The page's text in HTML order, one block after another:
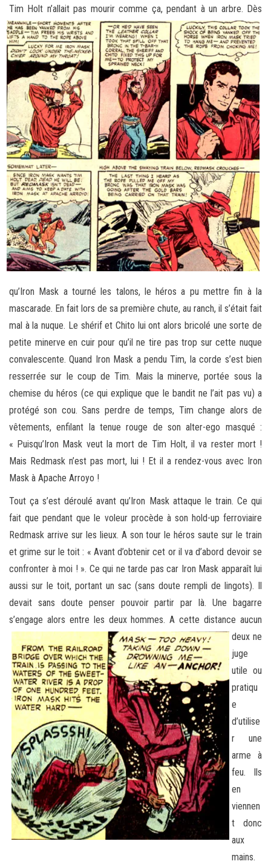
Tim Holt n’allait pas mourir comme ça,pendant à un arbre. Dès
qu’Iron Mask a tourné les talons, le héros a pu mettre fin à la
mascarade. En fait lors de sa première chute, au ranch, il s’était fait
mal à la nuque. Le shérif et Chito lui ont alors bricolé une sorte de
petite minerve en cuir pour qu’il ne tire pas trop sur cette nuque
convalescente. Quand Iron Mask a pendu Tim, la corde s’est bien
resserrée sur le coup de Tim. Mais la minerve, portée sous la
chemise du héros (ce qui explique que le bandit ne l’ait pas vu) a
protégé son cou. Sans perdre de temps, Tim change alors de
vêtements, enfilant la tenue rouge de son alter-ego masqué :
« Puisqu’Iron Mask veut la mort de Tim Holt, il va rester mort !
Mais Redmask n’est pas mort, lui ! Et il a rendez-vous avec Iron
Mask à Apache Arroyo !
Tout ça s’est déroulé avant qu’Iron Mask attaque le train. Ce qui
fait que pendant que le voleur procède à son hold-up ferroviaire
Redmask arrive sur les lieux. A son tour le héros saute sur le train
et grime sur le toit : « Avant d’obtenir cet or il va d’abord devoir se
confronter à moi ! ». Ce qui ne tarde pas car Iron Mask apparaît lui
aussi sur le toit, portant un sac (sans doute rempli de lingots). Il
devait sans doute penser pouvoir partir par là. Une bagarre
s’engage alors entre les deux hommes. A cettedistance aucun
deux ne
juge
utile ou
pratiqu
e
d’utilise
r une
arme à
feu. Ils
en
viennen
t donc
aux
mains.